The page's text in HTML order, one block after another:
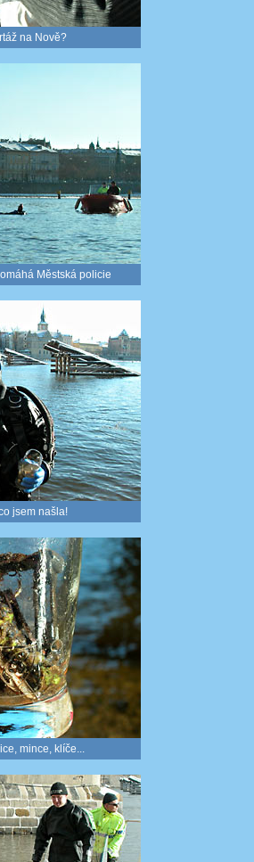
na Nově?
Městská policie
jsem našla!
mince, klíče...